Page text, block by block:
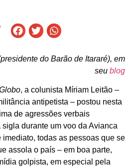
do Barão de Itararé), em
seu blog
, a colunista Míriam Leitão –
antipetista – postou nesta
de agressões verbais
durante um voo da Avianca
imediato, todas as pessoas que se
assola o país – em boa parte,
golpista, em especial pela